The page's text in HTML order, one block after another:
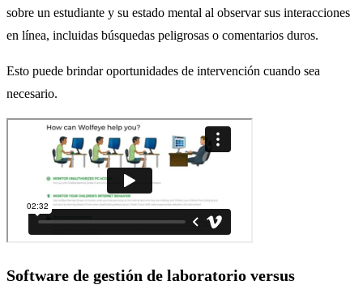
sobre un estudiante y su estado mental al observar sus interacciones
en línea, incluidas búsquedas peligrosas o comentarios duros.
Esto puede brindar oportunidades de intervención cuando sea
necesario.
Software de gestión de laboratorio versus